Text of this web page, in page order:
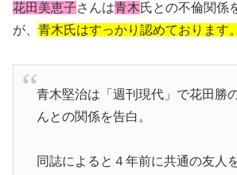
花田美恵子さんは青木氏との不倫関係
が、 青木氏はすっかり認めております。
青木堅治は「週刊現代」で花田勝
んとの関係を告白。
同誌によると４年前に共通の友人